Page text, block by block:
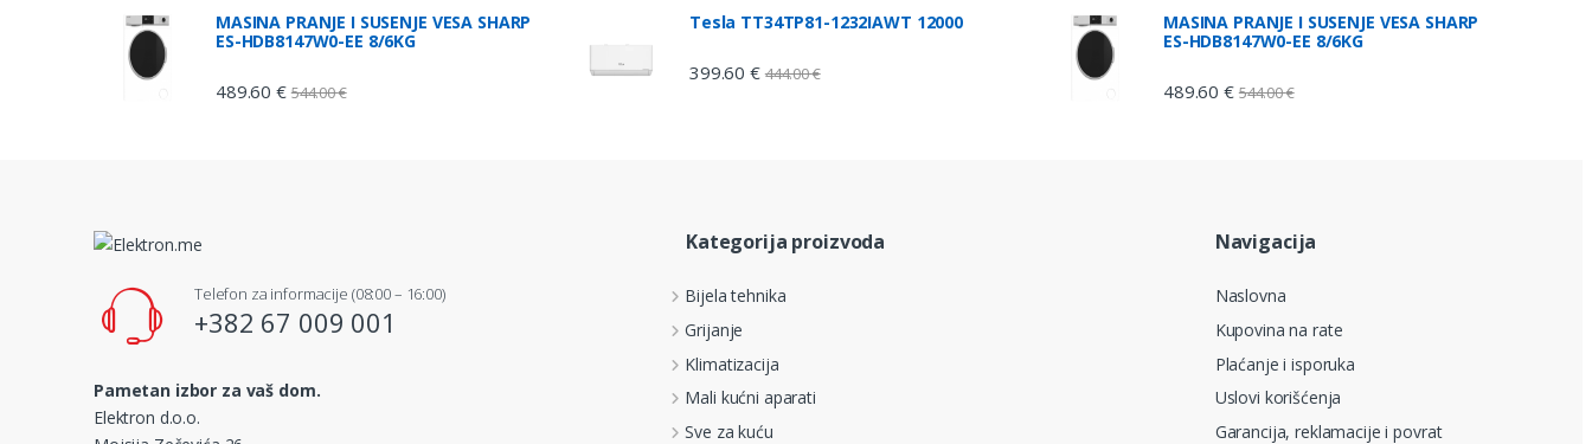
MASINA PRANJE I SUSENJE VESA SHARP
ES-HDB8147W0-EE 8/6KG
489.60€ 544.00€
Tesla TT34TP81-1232IAWT 12000
399.60€ 444.00€
MASINA PRANJE I SUSENJE VESA SHARP
ES-HDB8147W0-EE 8/6KG
489.60€ 544.00€
Telefon za informacije (08:00 – 16:00)
+382 67 009 001
Pametan izbor za vaš dom.
Elektron d.o.o.
Kategorija proizvoda
Bijela tehnika
Grijanje
Klimatizacija
Mali kućni aparati
Sve za kuću
Navigacija
Naslovna
Kupovina na rate
Plaćanje i isporuka
Uslovi korišćenja
Garancija, reklamacije i povrat